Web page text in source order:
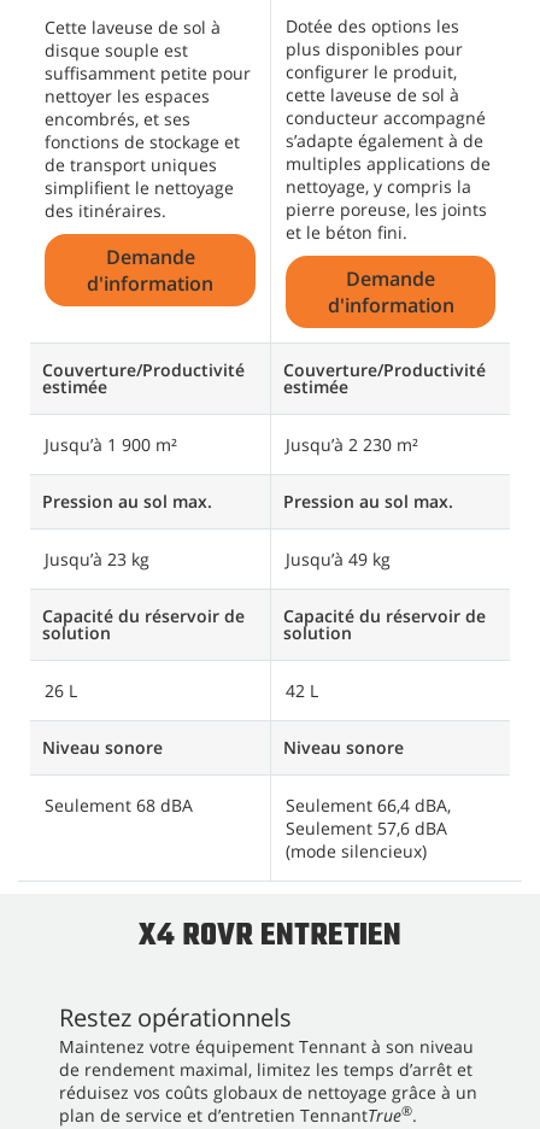
Cette laveuse de sol à
disque souple est
suffisamment petite pour
nettoyer les espaces
encombrés, et ses
fonctions de stockage et
de transport uniques
simplifient le nettoyage
des itinéraires.
Demande
d'information
Couverture/Productivité
estimée
Jusqu’à 1 900 m²
Pression au sol max.
Jusqu’à 23 kg
Capacité du réservoir de
solution
26 L
Niveau sonore
Seulement 68 dBA
Dotée des options les
plus disponibles pour
configurer le produit,
cette laveuse de sol à
conducteur accompagné
s’adapte également à de
multiples applications de
nettoyage, y compris la
pierre poreuse, les joints
et le béton fini.
Demande
d'information
Couverture/Productivité
estimée
Jusqu’à 2 230 m²
Pression au sol max.
Jusqu’à 49 kg
Capacité du réservoir de
solution
42 L
Niveau sonore
Seulement 66,4 dBA,
Seulement 57,6 dBA
(mode silencieux)
X4 ROVR ENTRETIEN
Restez opérationnels
Maintenez votre équipement Tennant à son niveau
de rendement maximal, limitez les temps d’arrêt et
réduisez vos coûts globaux de nettoyage grâce à un
plan de service et d’entretien TennantTrue®.